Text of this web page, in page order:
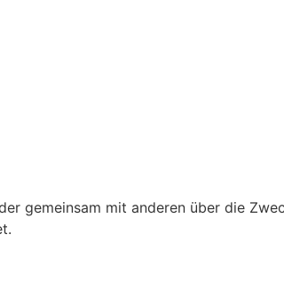
gemeinsam mit anderen über die